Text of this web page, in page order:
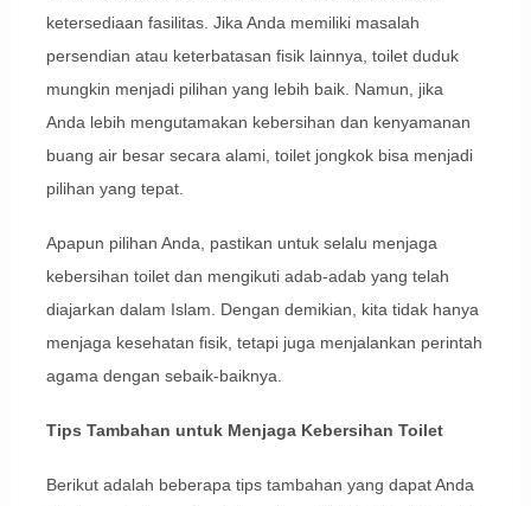
ketersediaan fasilitas. Jika Anda memiliki masalah
persendian atau keterbatasan fisik lainnya, toilet duduk
mungkin menjadi pilihan yang lebih baik. Namun, jika
Anda lebih mengutamakan kebersihan dan kenyamanan
buang air besar secara alami, toilet jongkok bisa menjadi
pilihan yang tepat.
Apapun pilihan Anda, pastikan untuk selalu menjaga
kebersihan toilet dan mengikuti adab-adab yang telah
diajarkan dalam Islam. Dengan demikian, kita tidak hanya
menjaga kesehatan fisik, tetapi juga menjalankan perintah
agama dengan sebaik-baiknya.
Tips Tambahan untuk Menjaga Kebersihan Toilet
Berikut adalah beberapa tips tambahan yang dapat Anda